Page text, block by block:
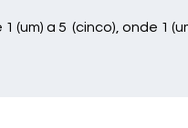
(um) a 5 (cinco), onde 1